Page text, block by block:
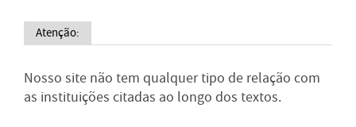
Atenção:
Nosso site não tem qualquer tipo de relação com
as instituições citadas ao longo dos textos.